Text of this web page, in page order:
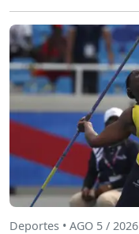
Deportes • AGO 5 / 2026